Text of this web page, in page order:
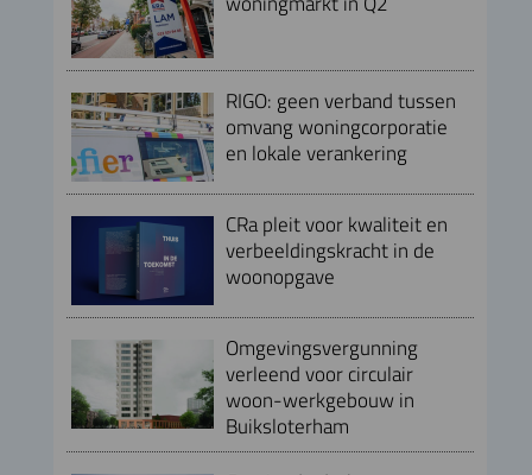
RIGO: geen verband tussen
omvang woningcorporatie
en lokale verankering
CRa pleit voor kwaliteit en
verbeeldingskracht in de
woonopgave
Omgevingsvergunning
verleend voor circulair
woon-werkgebouw in
Buiksloterham